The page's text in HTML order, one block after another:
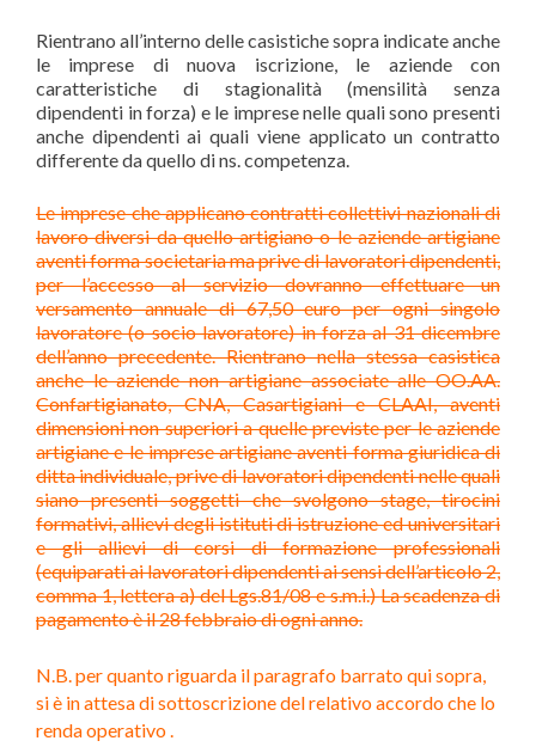
Rientrano all’interno delle casistiche sopra indicate anche
le imprese di nuova iscrizione, le aziende con
caratteristiche di stagionalità (mensilità senza
dipendenti in forza) e le imprese nelle quali sono presenti
anche dipendenti ai quali viene applicato un contratto
differente da quello di ns. competenza.
Le imprese che applicano contratti collettivi nazionali di
lavoro diversi da quello artigianoo le aziende artigiane
aventi forma societaria ma prive di lavoratori dipendenti,
per l’accesso al servizio dovranno effettuare un
versamento annuale di 67,50 euro per ogni singolo
lavoratore (o socio lavoratore) in forza al 31 dicembre
dell’anno precedente. Rientrano nella stessa casistica
anche le aziende non artigiane associate alle OO.AA.
Confartigianato, CNA, Casartigiani e CLAAI, aventi
dimensioni non superiori a quelle previste per le aziende
artigiane e le imprese artigiane aventi forma giuridica di
ditta individuale, prive di lavoratori dipendenti nelle quali
siano presenti soggetti che svolgono stage, tirocini
formativi, allievi degli istituti di istruzione ed universitari
e gli allievi di corsi di formazione professionali
(equiparati ai lavoratori dipendenti ai sensidell’articolo 2,
comma 1, lettera a) del Lgs.81/08 e s.m.i.)La scadenza di
pagamento è il 28 febbraio di ogni anno.
N.B. per quanto riguarda il paragrafo barratoqui sopra,
si è in attesa di sottoscrizione del relativo accordo che lo
renda operativo .